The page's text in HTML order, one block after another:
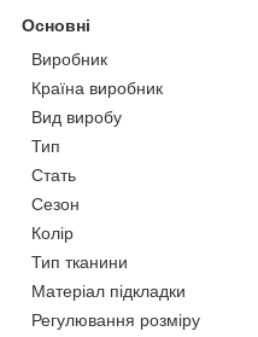
Основні
Виробник
Країна виробник
Вид виробу
Тип
Стать
Сезон
Колір
Тип тканини
Матеріал підкладки
Регулювання розміру